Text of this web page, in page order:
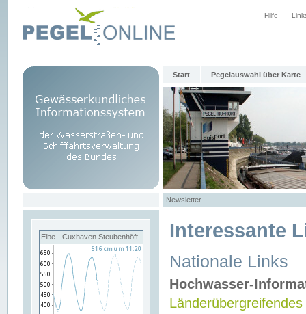
Hilfe
Start Pegelauswahl über Karte
Newsletter
Elbe - Cuxhaven Steubenhöft Interessante
Nationale Links
Hochwasser-